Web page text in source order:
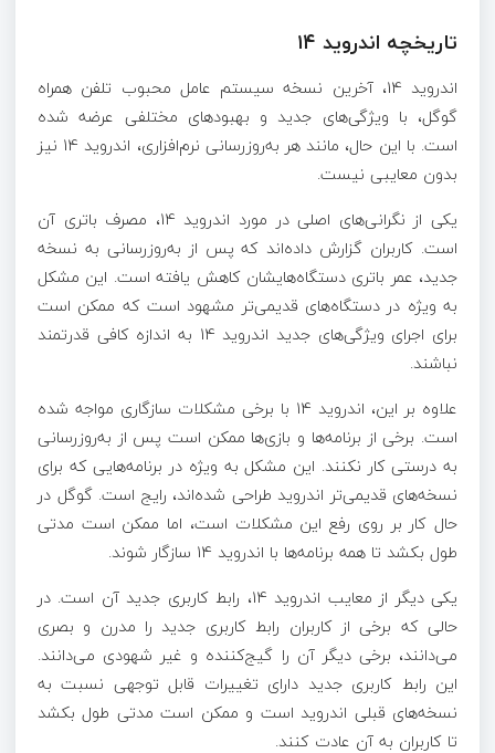
تاریخچه اندروید ۱۴
اندروید 14، آخرین نسخه سیستم عامل محبوب تلفن همراه
گوگل، با ویژگی‌های جدید و بهبودهای مختلفی عرضه شده
است. با این حال، مانند هر به‌روزرسانی نرم‌افزاری، اندروید 14 نیز
بدون معایبی نیست.
یکی از نگرانی‌های اصلی در مورد اندروید 14، مصرف باتری آن
است. کاربران گزارش داده‌اند که پس از به‌روزرسانی به نسخه
جدید، عمر باتری دستگاه‌هایشان کاهش یافته است. این مشکل
به ویژه در دستگاه‌های قدیمی‌تر مشهود است که ممکن است
برای اجرای ویژگی‌های جدید اندروید 14 به اندازه کافی قدرتمند
نباشند.
علاوه بر این، اندروید 14 با برخی مشکلات سازگاری مواجه شده
است. برخی از برنامه‌ها و بازی‌ها ممکن است پس از به‌روزرسانی
به درستی کار نکنند. این مشکل به ویژه در برنامه‌هایی که برای
نسخه‌های قدیمی‌تر اندروید طراحی شده‌اند، رایج است. گوگل در
حال کار بر روی رفع این مشکلات است، اما ممکن است مدتی
طول بکشد تا همه برنامه‌ها با اندروید 14 سازگار شوند.
یکی دیگر از معایب اندروید 14، رابط کاربری جدید آن است. در
حالی که برخی از کاربران رابط کاربری جدید را مدرن و بصری
می‌دانند، برخی دیگر آن را گیج‌کننده و غیر شهودی می‌دانند.
این رابط کاربری جدید دارای تغییرات قابل توجهی نسبت به
نسخه‌های قبلی اندروید است و ممکن است مدتی طول بکشد
تا کاربران به آن عادت کنند.